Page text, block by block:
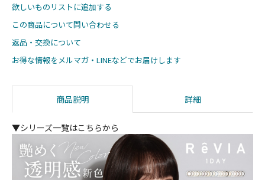
欲しいものリストに追加する
この商品について問い合わせる
返品・交換について
お得な情報をメルマガ・LINEなどでお届けします
商品説明 詳細
▼シリーズ一覧はこちらから